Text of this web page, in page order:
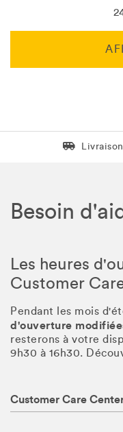
Besoin
Les heures
Customer
Pendant les mois
d'ouverture
resterons à votre
9h30 à 16h30.
Customer Care